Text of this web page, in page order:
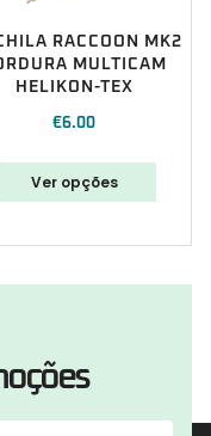
RACCOON MK2
MULTICAM
HELIKON-TEX
€6.00
Ver opções